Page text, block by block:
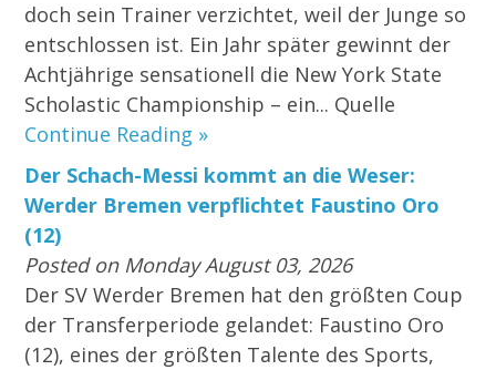
doch sein Trainer verzichtet, weil der Junge so
entschlossen ist. Ein Jahr später gewinnt der
Achtjährige sensationell die New York State
Scholastic Championship – ein... Quelle
Continue Reading »
Der Schach-Messi kommt an die Weser:
Werder Bremen verpflichtet Faustino Oro
(12)
Posted on Monday August 03, 2026
Der SV Werder Bremen hat den größten Coup
der Transferperiode gelandet: Faustino Oro
(12), eines der größten Talente des Sports,